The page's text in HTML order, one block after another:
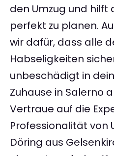
den Umzug und hilft
perfekt zu planen.
wir dafür, dass alle
Habseligkeiten
unbeschädigt in
Zuhause in Salerno
Vertraue auf die
Professionalität von
Döring aus